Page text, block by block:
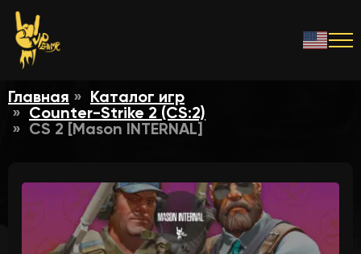
Главная
Каталог игр
Counter-Strike 2 (CS:2)
CS 2 [Mason INTERNAL]